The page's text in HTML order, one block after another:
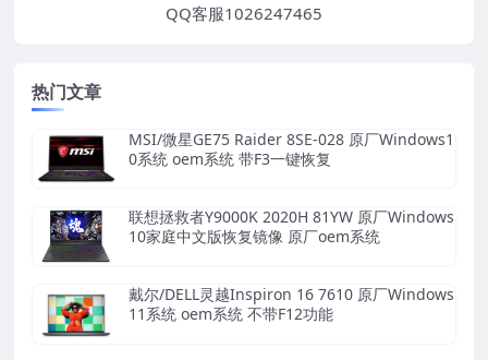
QQ客服1026247465
热门文章
MSI/微星GE75 Raider 8SE-028 原厂Windows1
0系统 oem系统 带F3一键恢复
联想拯救者Y9000K 2020H 81YW 原厂Windows
10家庭中文版恢复镜像 原厂oem系统
戴尔/DELL灵越Inspiron 16 7610 原厂Windows
11系统 oem系统 不带F12功能